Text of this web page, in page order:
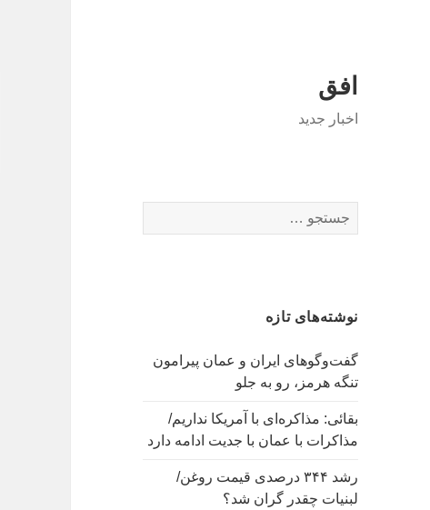
افق
اخبار جدید
برای:
نوشته‌های تازه
گفت‌وگوهای ایران و عمان پیرامون
تنگه هرمز، رو به جلو
بقائی: مذاکره‌ای با آمریکا نداریم/
مذاکرات با عمان با جدیت ادامه دارد
رشد ۳۴۴ درصدی قیمت روغن/
لبنیات چقدر گران شد؟